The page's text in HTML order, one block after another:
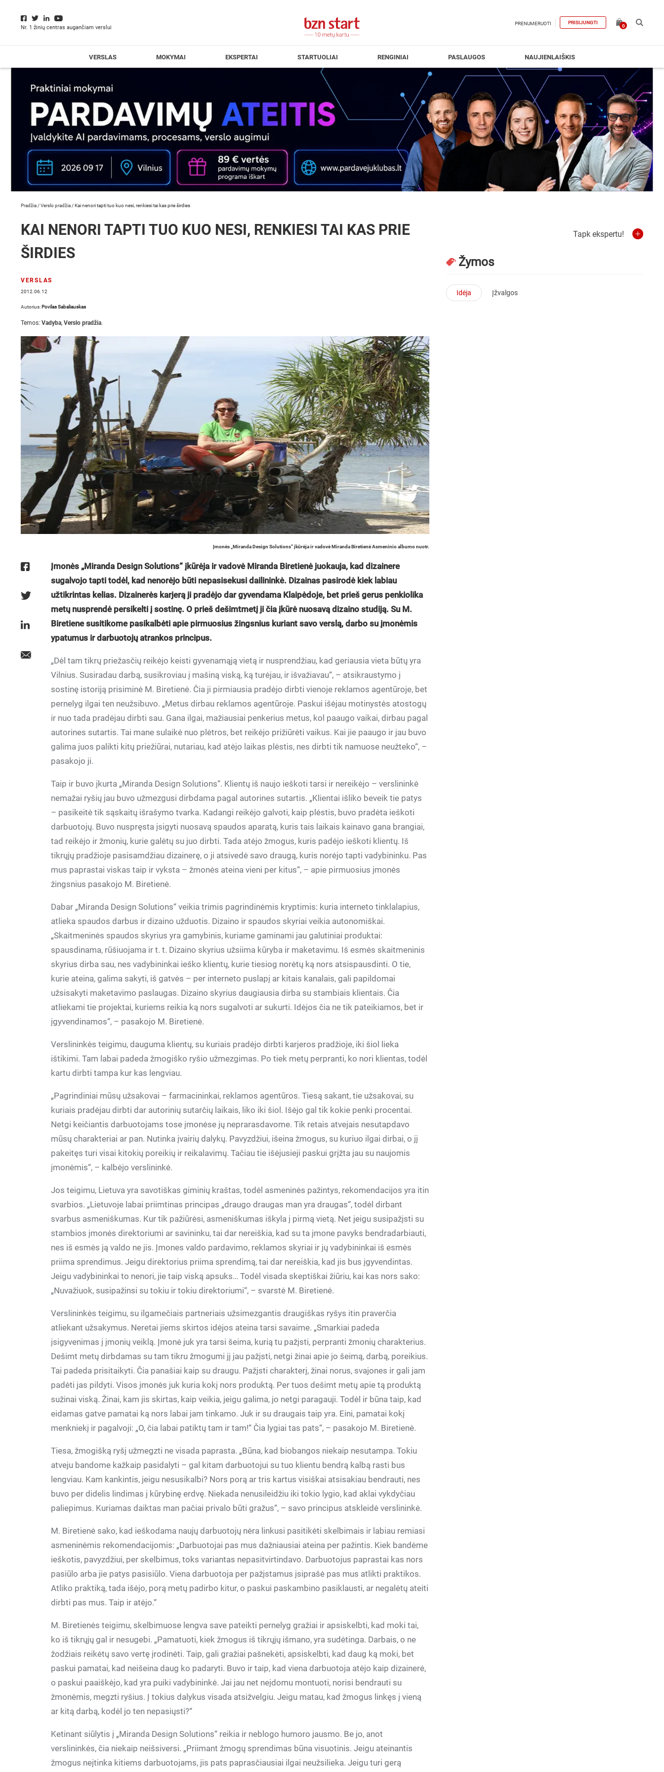
Nr. 1 žinių centras augančiam verslui
PRENUMERUOTI PRISIJUNGTI
0
VERSLAS MOKYMAI EKSPERTAI STARTUOLIAI RENGINIAI PASLAUGOS NAUJIENLAIŠKIS
Pradžia /Verslo pradžia /Kai nenori tapti tuo kuo nesi, renkiesi tai kas prie širdies
KAI NENORI TAPTI TUO KUO NESI, RENKIESI TAI KAS PRIE
ŠIRDIES
VERSLAS
2012.06.12
Autorius: Povilas Sabaliauskas
Temos: Vadyba, Verslo pradžia.
Įmonės „Miranda Design Solutions“ įkūrėja ir vadovė Miranda Biretienė Asmeninio albumo nuotr.
Įmonės „Miranda Design Solutions“ įkūrėja ir vadovė Miranda Biretienė juokauja, kad dizainere
sugalvojo tapti todėl, kad nenorėjo būti nepasisekusi dailininkė. Dizainas pasirodė kiek labiau
užtikrintas kelias. Dizainerės karjerą ji pradėjo dar gyvendama Klaipėdoje, bet prieš gerus penkiolika
metų nusprendė persikelti į sostinę. O prieš dešimtmetį ji čia įkūrė nuosavą dizaino studiją. Su M.
Biretiene susitikome pasikalbėti apie pirmuosius žingsnius kuriant savo verslą, darbo su įmonėmis
ypatumus ir darbuotojų atrankos principus.
„Dėl tam tikrų priežasčių reikėjo keisti gyvenamąją vietą ir nusprendžiau, kad geriausia vieta būtų yra
Vilnius. Susiradau darbą, susikroviau į mašiną viską, ką turėjau, ir išvažiavau“, – atsikraustymo į
sostinę istoriją prisiminė M. Biretienė. Čia ji pirmiausia pradėjo dirbti vienoje reklamos agentūroje, bet
pernelyg ilgai ten neužsibuvo. „Metus dirbau reklamos agentūroje. Paskui išėjau motinystės atostogų
ir nuo tada pradėjau dirbti sau. Gana ilgai, mažiausiai penkerius metus, kol paaugo vaikai, dirbau pagal
autorines sutartis. Tai mane sulaikė nuo plėtros, bet reikėjo prižiūrėti vaikus. Kai jie paaugo ir jau buvo
galima juos palikti kitų priežiūrai, nutariau, kad atėjo laikas plėstis, nes dirbti tik namuose neužteko“, –
pasakojo ji.
Taip ir buvo įkurta „Miranda Design Solutions“. Klientų iš naujo ieškoti tarsi ir nereikėjo – verslininkė
nemažai ryšių jau buvo užmezgusi dirbdama pagal autorines sutartis. „Klientai išliko beveik tie patys
– pasikeitė tik sąskaitų išrašymo tvarka. Kadangi reikėjo galvoti, kaip plėstis, buvo pradėta ieškoti
darbuotojų. Buvo nuspręsta įsigyti nuosavą spaudos aparatą, kuris tais laikais kainavo gana brangiai,
tad reikėjo ir žmonių, kurie galėtų su juo dirbti. Tada atėjo žmogus, kuris padėjo ieškoti klientų. Iš
tikrųjų pradžioje pasisamdžiau dizainerę, o ji atsivedė savo draugą, kuris norėjo tapti vadybininku. Pas
mus paprastai viskas taip ir vyksta – žmonės ateina vieni per kitus“, – apie pirmuosius įmonės
žingsnius pasakojo M. Biretienė.
Dabar „Miranda Design Solutions“ veikia trimis pagrindinėmis kryptimis: kuria interneto tinklalapius,
atlieka spaudos darbus ir dizaino užduotis. Dizaino ir spaudos skyriai veikia autonomiškai.
„Skaitmeninės spaudos skyrius yra gamybinis, kuriame gaminami jau galutiniai produktai:
spausdinama, rūšiuojama ir t. t. Dizaino skyrius užsiima kūryba ir maketavimu. Iš esmės skaitmeninis
skyrius dirba sau, nes vadybininkai ieško klientų, kurie tiesiog norėtų ką nors atsispausdinti. O tie,
kurie ateina, galima sakyti, iš gatvės – per interneto puslapį ar kitais kanalais, gali papildomai
užsisakyti maketavimo paslaugas. Dizaino skyrius daugiausia dirba su stambiais klientais. Čia
atliekami tie projektai, kuriems reikia ką nors sugalvoti ar sukurti. Idėjos čia ne tik pateikiamos, bet ir
įgyvendinamos“, – pasakojo M. Biretienė.
Verslininkės teigimu, dauguma klientų, su kuriais pradėjo dirbti karjeros pradžioje, iki šiol lieka
ištikimi. Tam labai padeda žmogiško ryšio užmezgimas. Po tiek metų perpranti, ko nori klientas, todėl
kartu dirbti tampa kur kas lengviau.
„Pagrindiniai mūsų užsakovai – farmacininkai, reklamos agentūros. Tiesą sakant, tie užsakovai, su
kuriais pradėjau dirbti dar autorinių sutarčių laikais, liko iki šiol. Išėjo gal tik kokie penki procentai.
Netgi keičiantis darbuotojams tose įmonėse jų neprarasdavome. Tik retais atvejais nesutapdavo
mūsų charakteriai ar pan. Nutinka įvairių dalykų. Pavyzdžiui, išeina žmogus, su kuriuo ilgai dirbai, o jį
pakeitęs turi visai kitokių poreikių ir reikalavimų. Tačiau tie išėjusieji paskui grįžta jau su naujomis
įmonėmis“, – kalbėjo verslininkė.
Jos teigimu, Lietuva yra savotiškas giminių kraštas, todėl asmeninės pažintys, rekomendacijos yra itin
svarbios. „Lietuvoje labai priimtinas principas „draugo draugas man yra draugas“, todėl dirbant
svarbus asmeniškumas. Kur tik pažiūrėsi, asmeniškumas iškyla į pirmą vietą. Net jeigu susipažįsti su
stambios įmonės direktoriumi ar savininku, tai dar nereiškia, kad su ta įmone pavyks bendradarbiauti,
nes iš esmės ją valdo ne jis. Įmones valdo pardavimo, reklamos skyriai ir jų vadybininkai iš esmės
priima sprendimus. Jeigu direktorius priima sprendimą, tai dar nereiškia, kad jis bus įgyvendintas.
Jeigu vadybininkai to nenori, jie taip viską apsuks… Todėl visada skeptiškai žiūriu, kai kas nors sako:
„Nuvažiuok, susipažinsi su tokiu ir tokiu direktoriumi“, – svarstė M. Biretienė.
Verslininkės teigimu, su ilgamečiais partneriais užsimezgantis draugiškas ryšys itin praverčia
atliekant užsakymus. Neretai jiems skirtos idėjos ateina tarsi savaime. „Smarkiai padeda
įsigyvenimas į įmonių veiklą. Įmonė juk yra tarsi šeima, kurią tu pažįsti, perpranti žmonių charakterius.
Dešimt metų dirbdamas su tam tikru žmogumi jį jau pažįsti, netgi žinai apie jo šeimą, darbą, poreikius.
Tai padeda prisitaikyti. Čia panašiai kaip su draugu. Pažįsti charakterį, žinai norus, svajones ir gali jam
padėti jas pildyti. Visos įmonės juk kuria kokį nors produktą. Per tuos dešimt metų apie tą produktą
sužinai viską. Žinai, kam jis skirtas, kaip veikia, jeigu galima, jo netgi paragauji. Todėl ir būna taip, kad
eidamas gatve pamatai ką nors labai jam tinkamo. Juk ir su draugais taip yra. Eini, pamatai kokį
menkniekį ir pagalvoji: „O, čia labai patiktų tam ir tam!“ Čia lygiai tas pats“, – pasakojo M. Biretienė.
Tiesa, žmogišką ryšį užmegzti ne visada paprasta. „Būna, kad biobangos niekaip nesutampa. Tokiu
atveju bandome kažkaip pasidalyti – gal kitam darbuotojui su tuo klientu bendrą kalbą rasti bus
lengviau. Kam kankintis, jeigu nesusikalbi? Nors porą ar tris kartus visiškai atsisakiau bendrauti, nes
buvo per didelis lindimas į kūrybinę erdvę. Niekada nenusileidžiu iki tokio lygio, kad aklai vykdyčiau
paliepimus. Kuriamas daiktas man pačiai privalo būti gražus“, – savo principus atskleidė verslininkė.
M. Biretienė sako, kad ieškodama naujų darbuotojų nėra linkusi pasitikėti skelbimais ir labiau remiasi
asmeninėmis rekomendacijomis: „Darbuotojai pas mus dažniausiai ateina per pažintis. Kiek bandėme
ieškotis, pavyzdžiui, per skelbimus, toks variantas nepasitvirtindavo. Darbuotojus paprastai kas nors
pasiūlo arba jie patys pasisiūlo. Viena darbuotoja per pažįstamus įsiprašė pas mus atlikti praktikos.
Atliko praktiką, tada išėjo, porą metų padirbo kitur, o paskui paskambino pasiklausti, ar negalėtų ateiti
dirbti pas mus. Taip ir atėjo.“
M. Biretienės teigimu, skelbimuose lengva save pateikti pernelyg gražiai ir apsiskelbti, kad moki tai,
ko iš tikrųjų gal ir nesugebi. „Pamatuoti, kiek žmogus iš tikrųjų išmano, yra sudėtinga. Darbais, o ne
žodžiais reikėtų savo vertę įrodinėti. Taip, gali gražiai pašnekėti, apsiskelbti, kad daug ką moki, bet
paskui pamatai, kad neišeina daug ko padaryti. Buvo ir taip, kad viena darbuotoja atėjo kaip dizainerė,
o paskui paaiškėjo, kad yra puiki vadybininkė. Jai jau net neįdomu montuoti, norisi bendrauti su
žmonėmis, megzti ryšius. Į tokius dalykus visada atsižvelgiu. Jeigu matau, kad žmogus linkęs į vieną
ar kitą darbą, kodėl jo ten nepasiųsti?“
Ketinant siūlytis į „Miranda Design Solutions“ reikia ir neblogo humoro jausmo. Be jo, anot
verslininkės, čia niekaip neišsiversi. „Priimant žmogų sprendimas būna visuotinis. Jeigu ateinantis
žmogus neįtinka kitiems darbuotojams, jis pats paprasčiausiai ilgai neužsilieka. Jeigu turi gerą
Tapk ekspertu!
Žymos
Idėja Įžvalgos